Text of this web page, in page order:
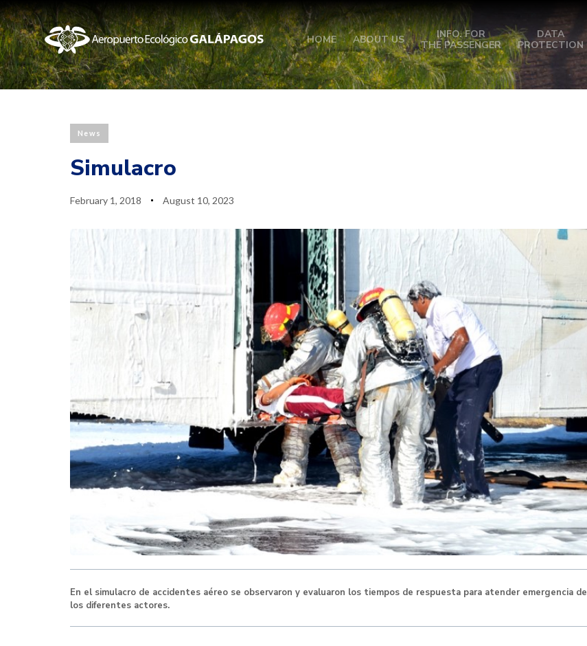
HOME ABOUT US
INFO. FOR
THE PASSENGER
DATA
PROTECTION
PUBLISHED
News
Simulacro
Published
February 1, 2018
Last
August 10, 2023
En el simulacro de accidentes aéreo se observaron y evaluaron los tiempos de respuesta para atender emergencia de
los diferentes actores.